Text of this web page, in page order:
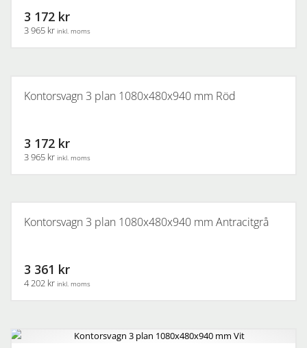
3 172 kr
3 965 kr inkl. moms
Kontorsvagn 3 plan 1080x480x940 mm Röd
3 172 kr
3 965 kr inkl. moms
Kontorsvagn 3 plan 1080x480x940 mm Antracitgrå
3 361 kr
4 202 kr inkl. moms